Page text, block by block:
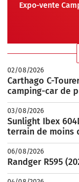
Expo-vente
02/08/2026
Carthago C-
camping-car de
03/08/2026
Sunlight Ibex
terrain de moins
06/08/2026
Randger R595